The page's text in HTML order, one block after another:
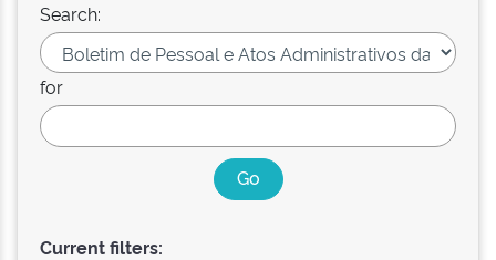
Search:
for
Current filters: